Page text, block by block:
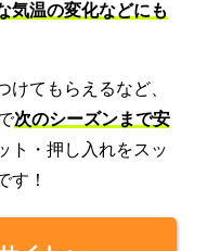
気温の変化などにも
けてもらえるなど、
次のシーズンまで安
ト・押し入れをスッ
す！